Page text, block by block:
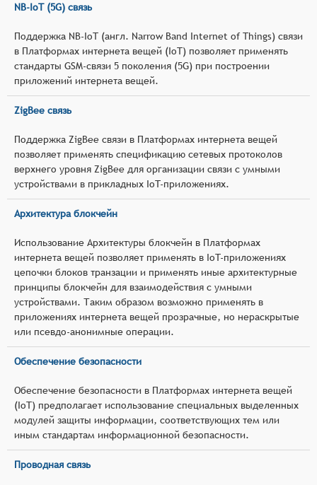
NB-IoT (5G) связь
Поддержка NB-IoT (англ. Narrow Band Internet of Things) связи
в Платформах интернета вещей (IoT) позволяет применять
стандарты GSM-связи 5 поколения (5G) при построении
приложений интернета вещей.
ZigBee связь
Поддержка ZigBee связи в Платформах интернета вещей
позволяет применять спецификацию сетевых протоколов
верхнего уровня ZigBee для организации связи с умными
устройствами в прикладных IoT-приложениях.
Архитектура блокчейн
Использование Архитектуры блокчейн в Платформах
интернета вещей позволяет применять в IoT-приложениях
цепочки блоков транзации и применять иные архитектурные
принципы блокчейн для взаимодействия с умными
устройствами. Таким образом возможно применять в
приложениях интернета вещей прозрачные, но нераскрытые
или псевдо-анонимные операции.
Обеспечение безопасности
Обеспечение безопасности в Платформах интернета вещей
(IoT) предполагает использование специальных выделенных
модулей защиты информации, соответствующих тем или
иным стандартам информационной безопасности.
Проводная связь